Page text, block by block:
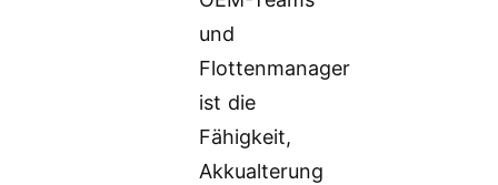
und
Flottenmanager
ist die
Fähigkeit,
Akkualterung